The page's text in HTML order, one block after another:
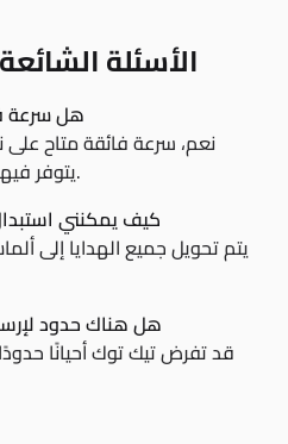
الأسئلة
هل سرعة
نعم، سرعة فائقة متاح
يتوفر فيها برنامج الهدايا على تيك توك.
كيف يمكنني
يتم تحويل جميع الهدايا إلى
هل هناك حدود
قد تفرض تيك توك أحيانًا